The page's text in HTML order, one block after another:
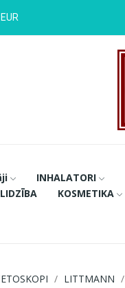
INHALATORI
KOSMETIKA
LITTMANN